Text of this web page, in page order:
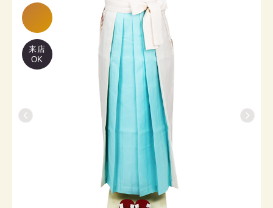
来店
OK